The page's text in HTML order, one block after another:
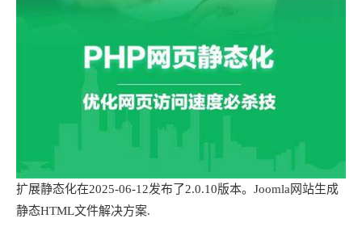
扩展静态化在2025-06-12发布了2.0.10版本。Joomla网站生成
静态HTML文件解决方案.